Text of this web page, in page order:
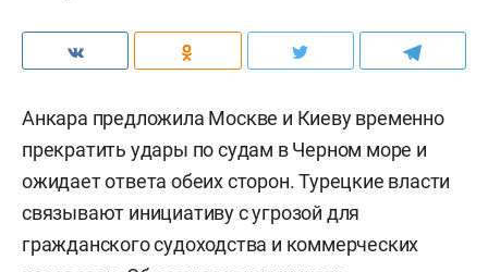
Анкара предложила Москве и Киеву временно
прекратить удары по судам в Черном море и
ожидает ответа обеих сторон. Турецкие власти
связывают инициативу с угрозой для
гражданского судоходства и коммерческих